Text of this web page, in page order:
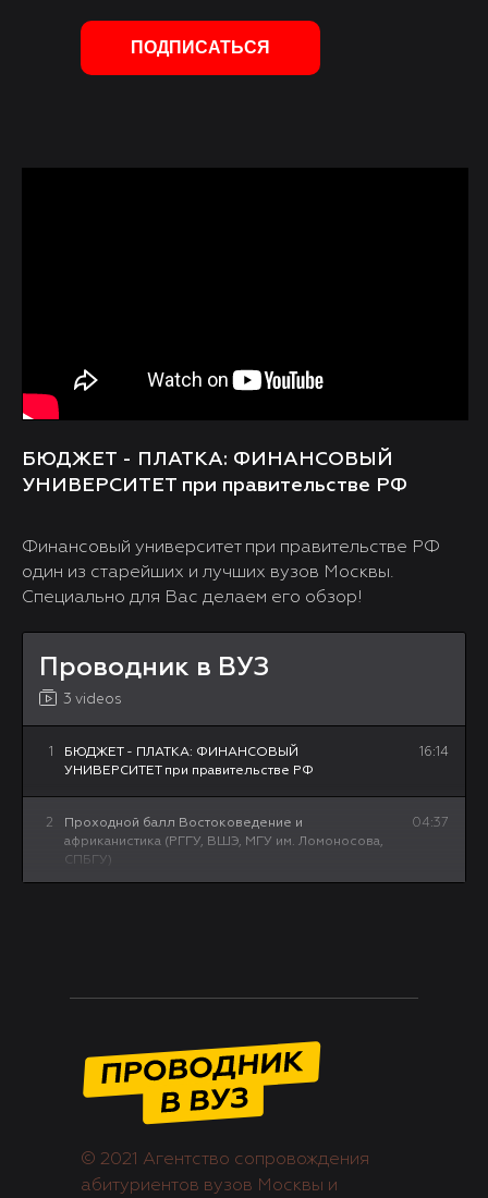
ПОДПИСАТЬСЯ
Проводник в ВУЗ
3 videos
1
БЮДЖЕТ - ПЛАТКА: ФИНАНСОВЫЙ
УНИВЕРСИТЕТ при правительстве РФ
16:14
2
Проходной балл Востоковедение и
африканистика (РГГУ, ВШЭ, МГУ им. Ломоносова,
СПБГУ)
04:37
БЮДЖЕТ - ПЛАТКА: ФИНАНСОВЫЙ
УНИВЕРСИТЕТ при правительстве РФ
Финансовый университет при правительстве РФ
один из старейших и лучших вузов Москвы.
Специально для Вас делаем его обзор!
© 2021 Агентство сопровождения
абитуриентов вузов Москвы и